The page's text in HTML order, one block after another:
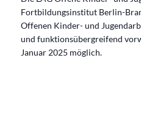
Fortbildungsinstitut Berlin-
Offenen Kinder- und
und funktionsübergreifend
Januar 2025 möglich.